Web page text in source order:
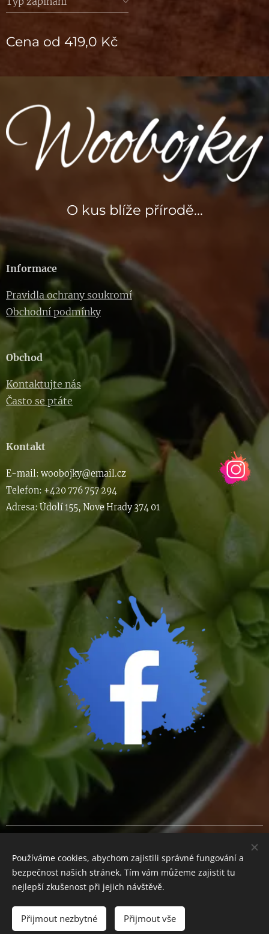
Cena od 419,0 Kč
Do košíku
O kus blíže přírodě...
Informace
Pravidla ochrany soukromí
Obchodní podmínky
Obchod
Kontaktujte nás
Často se ptáte
Kontakt
E-mail: woobojky@email.cz
Telefon: +420 776 757 294
Adresa: Údolí 155, Nove Hrady 374 01
Měna
CZK Kč
EUR €
Používáme cookies, abychom zajistili správné fungování a
bezpečnost našich stránek. Tím vám můžeme zajistit tu
nejlepší zkušenost při jejich návštěvě.
Přijmout nezbytné Přijmout vše